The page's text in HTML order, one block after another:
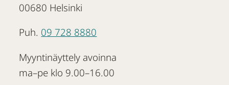
00680 Helsinki
Puh. 09 728 8880
Myyntinäyttely avoinna
ma–pe klo 9.00–16.00